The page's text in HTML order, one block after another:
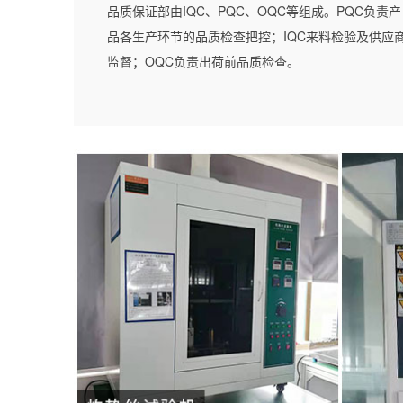
品质保证部由IQC、PQC、OQC等组成。PQC负责产
品各生产环节的品质检查把控；IQC来料检验及供应
监督；OQC负责出荷前品质检查。